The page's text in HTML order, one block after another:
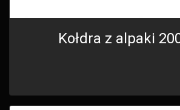
Kołdra z alpaki